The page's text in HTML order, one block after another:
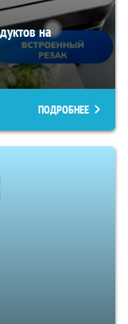
на
ПОДРОБНЕЕ